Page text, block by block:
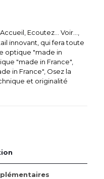
Accueil Ecoutez... Voir...
innovant, qui fera toute
optique "made in
"made in France"
in France" Osez la
et originalité